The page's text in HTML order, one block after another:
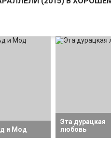
и Мод
Эта дурацкая
любовь